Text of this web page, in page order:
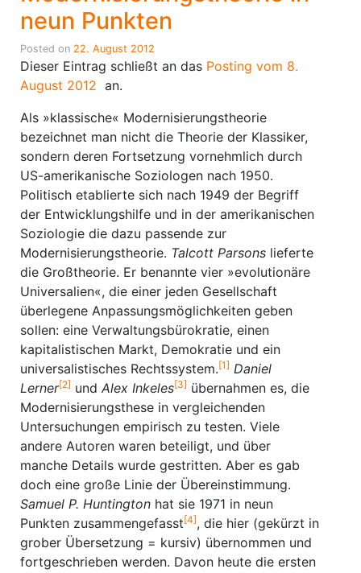
neun Punkten
Posted on 22. August 2012
Dieser Eintrag schließt an das Posting vom 8.
August 2012 an.
Als »klassische« Modernisierungstheorie
bezeichnet man nicht die Theorie der Klassiker,
sondern deren Fortsetzung vornehmlich durch
US-amerikanische Soziologen nach 1950.
Politisch etablierte sich nach 1949 der Begriff
der Entwicklungshilfe und in der amerikanischen
Soziologie die dazu passende zur
Modernisierungstheorie. Talcott Parsons lieferte
die Großtheorie. Er benannte vier »evolutionäre
Universalien«, die einer jeden Gesellschaft
überlegene Anpassungsmöglichkeiten geben
sollen: eine Verwaltungsbürokratie, einen
kapitalistischen Markt, Demokratie und ein
universalistisches Rechtssystem.[1] Daniel
Lerner[2] und Alex Inkeles[3] übernahmen es, die
Modernisierungsthese in vergleichenden
Untersuchungen empirisch zu testen. Viele
andere Autoren waren beteiligt, und über
manche Details wurde gestritten. Aber es gab
doch eine große Linie der Übereinstimmung.
Samuel P. Huntington hat sie 1971 in neun
Punkten zusammengefasst[4], die hier (gekürzt in
grober Übersetzung = kursiv) übernommen und
fortgeschrieben werden. Davon heute die ersten